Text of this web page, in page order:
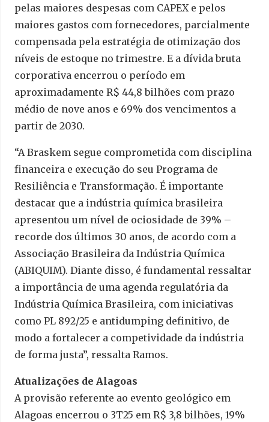
pelas maiores despesas com CAPEX e pelos
maiores gastos com fornecedores, parcialmente
compensada pela estratégia de otimização dos
níveis de estoque no trimestre. E a dívida bruta
corporativa encerrou o período em
aproximadamente R$ 44,8 bilhões com prazo
médio de nove anos e 69% dos vencimentos a
partir de 2030.
“A Braskem segue comprometida com disciplina
financeira e execução do seu Programa de
Resiliência e Transformação. É importante
destacar que a indústria química brasileira
apresentou um nível de ociosidade de 39% –
recorde dos últimos 30 anos, de acordo com a
Associação Brasileira da Indústria Química
(ABIQUIM). Diante disso, é fundamental ressaltar
a importância de uma agenda regulatória da
Indústria Química Brasileira, com iniciativas
como PL 892/25 e antidumping definitivo, de
modo a fortalecer a competividade da indústria
de forma justa”, ressalta Ramos.
Atualizações de Alagoas
A provisão referente ao evento geológico em
Alagoas encerrou o 3T25 em R$ 3,8 bilhões, 19%